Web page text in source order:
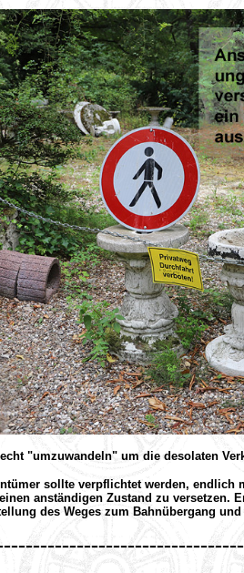
"umzuwandeln" um die desolaten
sollte verpflichtet werden, endlich
anständigen Zustand zu versetzen.
des Weges zum Bahnübergang